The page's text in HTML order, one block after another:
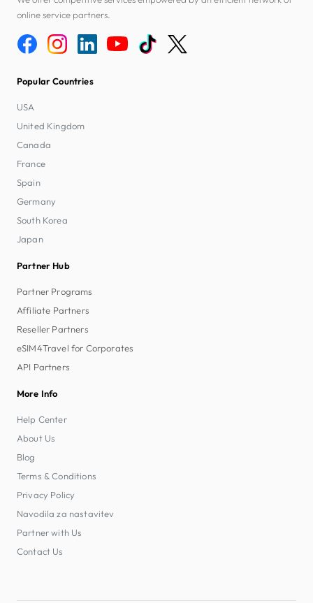
online service partners.
Popular Countries
USA
United Kingdom
Canada
France
Spain
Germany
South Korea
Japan
Partner Hub
Partner Programs
Affiliate Partners
Reseller Partners
eSIM4Travel for Corporates
API Partners
More Info
Help Center
About Us
Blog
Terms & Conditions
Privacy Policy
Navodila za nastavitev
Partner with Us
Contact Us